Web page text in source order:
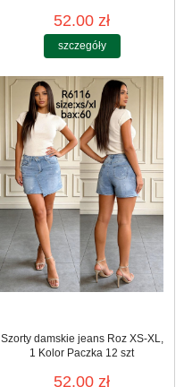
52.00 zł
szczegóły
Szorty damskie jeans Roz XS-XL,
1 Kolor Paczka 12 szt
52.00 zł